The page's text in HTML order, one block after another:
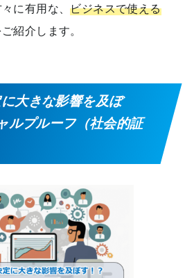
に有用な、ビジネスで使える
紹介します。
大きな影響を及ぼ
ルプルーフ（社会的証